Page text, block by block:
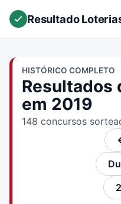
Resultado
HISTÓRICO COMPLETO
Resultados
em 2019
148 concursos